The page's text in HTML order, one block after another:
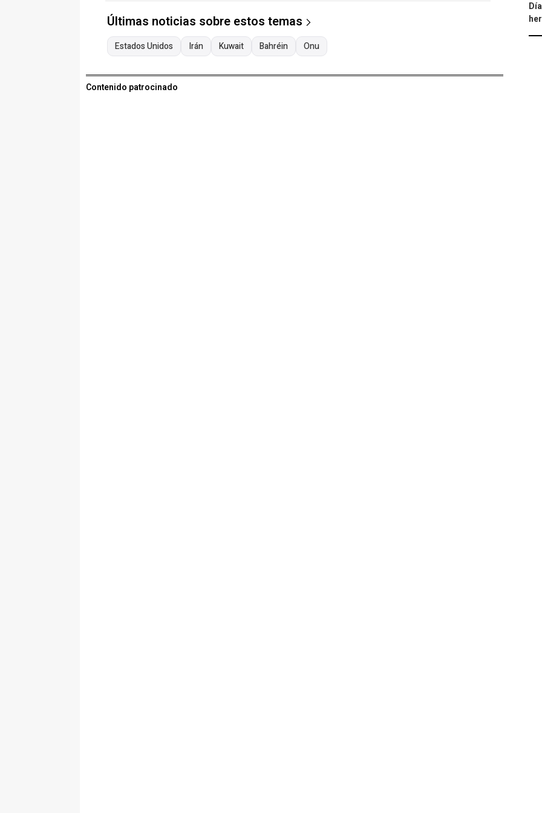
Últimas noticias sobre estos temas
Estados Unidos Irán Kuwait Bahréin Onu
Contenido patrocinado